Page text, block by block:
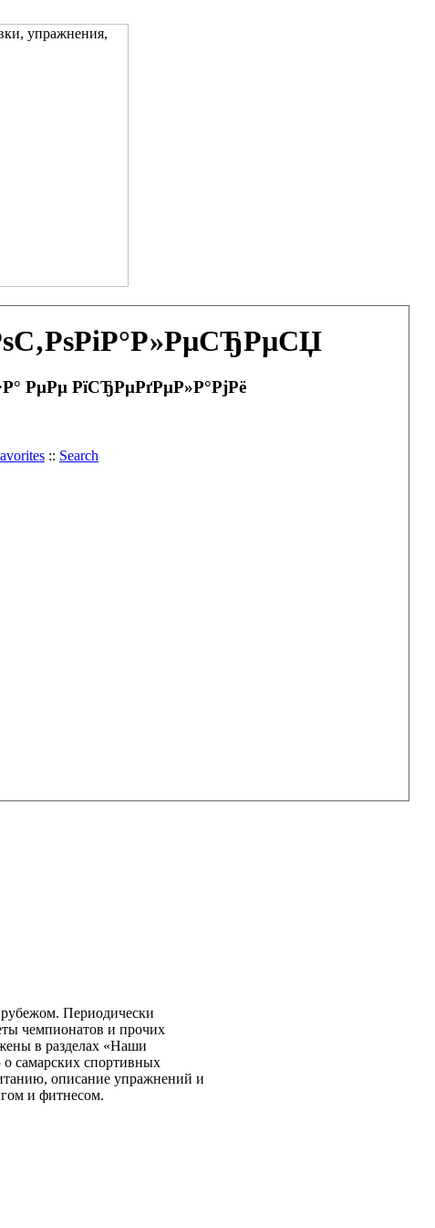
РµРµ РїСЂРµРґРµР»Р°РјРё
:: Search
Периодически
чемпионатов и прочих
в разделах «Наши
самарских спортивных
описание упражнений и
и фитнесом.